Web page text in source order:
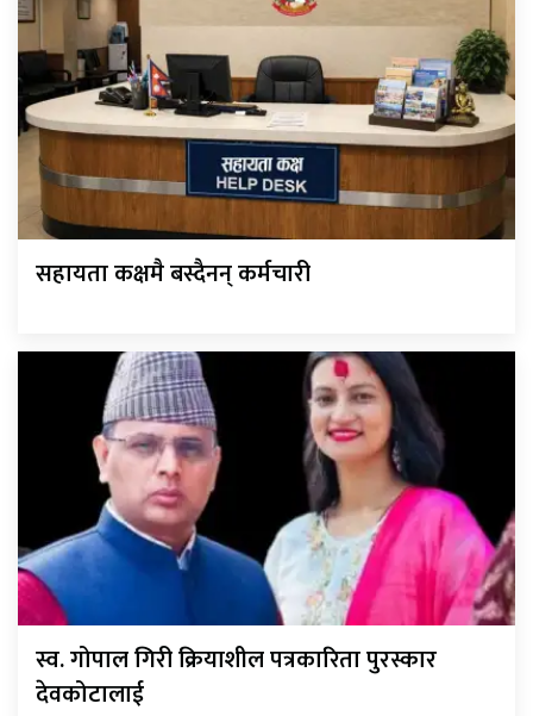
सहायता कक्षमै बस्दैनन् कर्मचारी
स्व. गोपाल गिरी क्रियाशील पत्रकारिता पुरस्कार
देवकोटालाई